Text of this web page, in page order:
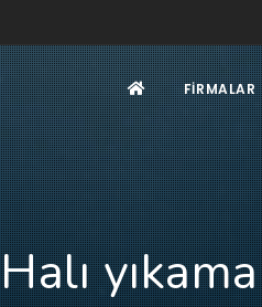
FIRMALAR
Halı